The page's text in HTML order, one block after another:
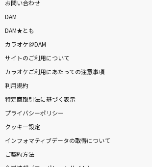
お問い合わせ
DAM
DAM★とも
カラオケ＠DAM
サイトのご利用について
カラオケご利用にあたっての注意事項
利用規約
特定商取引法に基づく表示
プライバシーポリシー
クッキー設定
インフォマティブデータの取得について
ご契約方法